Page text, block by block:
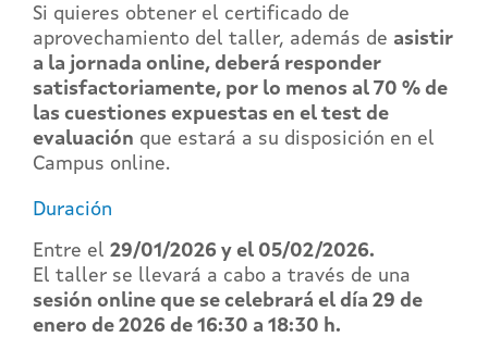
Si quieres obtener el certificado de
aprovechamiento del taller, además de asistir
a la jornada online, deberá responder
satisfactoriamente, por lo menos al 70 % de
las cuestiones expuestas en el test de
evaluación que estará a su disposición en el
Campus online.
Duración
Entre el 29/01/2026 y el 05/02/2026.
El taller se llevará a cabo a través de una
sesión online que se celebrará el día 29 de
enero de 2026 de 16:30 a 18:30 h.